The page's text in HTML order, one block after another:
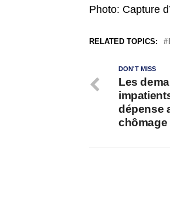
Photo: Capture
RELATED TOPICS:
DON'T MISS
Les
dépense
chômage